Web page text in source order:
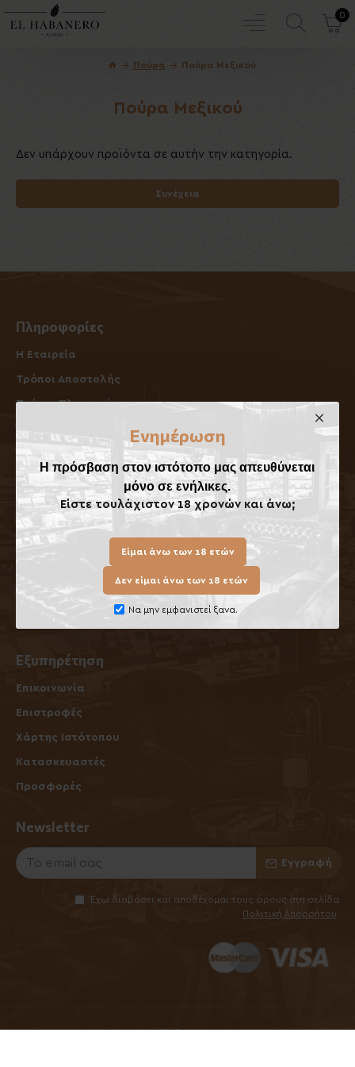
Ενημέρωση
Η πρόσβαση στον ιστότοπο μας απευθύνεται
μόνο σε ενήλικες.
Είστε τουλάχιστον 18 χρονών και άνω;
Είμαι άνω των 18 ετών
Δεν είμαι άνω των 18 ετών
Να μην εμφανιστεί ξανα.
0
Πούρα Πούρα Μεξικού
Πούρα Μεξικού
Δεν υπάρχουν προϊόντα σε αυτήν την κατηγορία.
Συνέχεια
Πληροφορίες
Η Εταιρεία
Τρόποι Αποστολής
Τρόποι Πληρωμής
Όροι Επιστροφών / Ακυρώσεων
Όροι Χρήσης
Λογαριασμός
O Λογαριασμός μου
Ιστορικό Παραγγελιών
Ενημερωτικά Δελτία
Δωροεπιταγές
Εξυπηρέτηση
Επικοινωνία
Επιστροφές
Χάρτης Ιστότοπου
Κατασκευαστές
Προσφορές
Newsletter
Εγγραφή
Έχω διαβάσει και αποδέχομαι τους όρους στη σελίδα
Πολιτική Απορρήτου